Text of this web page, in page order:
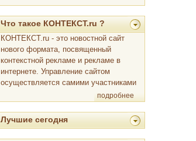
Что такое КОНТЕКСТ.ru ?
КОНТЕКСТ.ru - это новостной сайт
нового формата, посвященный
контекстной рекламе и рекламе в
интернете. Управление сайтом
осуществляется самими участниками
подробнее
Лучшие сегодня